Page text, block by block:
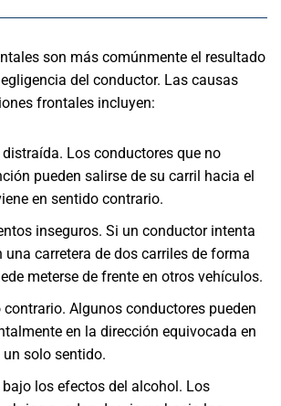
son más comúnmente el resultado
del conductor. Las causas
frontales incluyen:
Los conductores que no
pueden salirse de su carril hacia el
en sentido contrario.
inseguros. Si un conductor intenta
una carretera de dos carriles de forma
meterse de frente en otros vehículos.
contrario. Algunos conductores pueden
en la dirección equivocada en
un solo sentido.
los efectos del alcohol. Los